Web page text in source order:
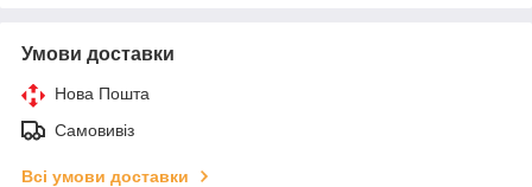
Умови доставки
Нова Пошта
Самовивіз
Всі умови доставки